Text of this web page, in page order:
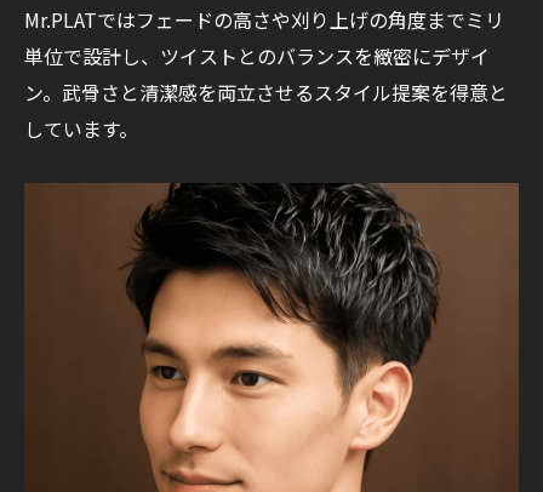
Mr.PLATではフェードの高さや刈り上げの角度までミリ
単位で設計し、ツイストとのバランスを緻密にデザイ
ン。武骨さと清潔感を両立させるスタイル提案を得意と
しています。